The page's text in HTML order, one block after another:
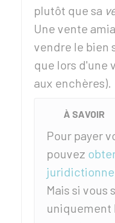
plutôt que sa
Une vente
vendre le bien
que lors d'une
aux enchères).
À SAVOIR
Pour payer
pouvez
Mais si vous
uniquement